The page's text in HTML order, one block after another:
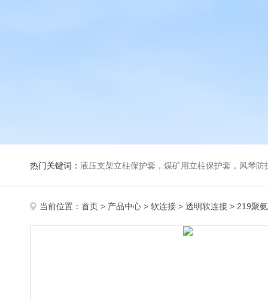
热门关键词： 液压支架立柱保护套，煤矿用立柱保护套，风琴
当前位置： 首页 > 产品中心 > 软连接 > 透明软连接 > 219聚